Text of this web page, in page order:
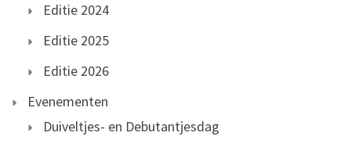
Editie 2024
Editie 2025
Editie 2026
Evenementen
Duiveltjes- en Debutantjesdag